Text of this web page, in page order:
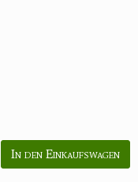
In den Einkaufswagen